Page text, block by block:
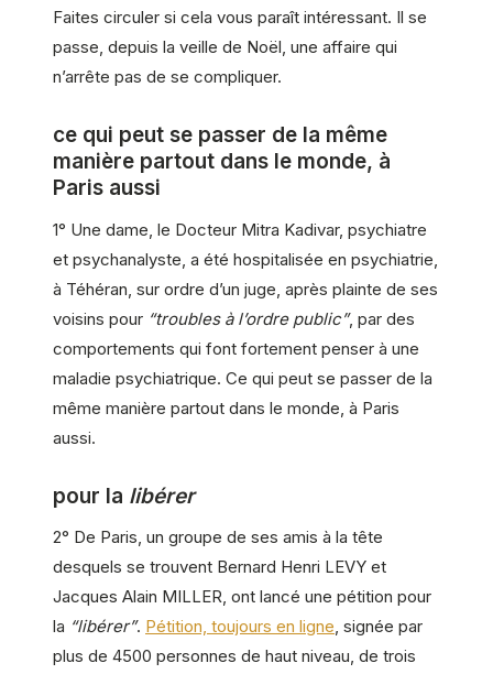
Faites circuler si cela vous paraît intéressant. Il se
passe, depuis la veille de Noël, une affaire qui
n’arrête pas de se compliquer.
ce qui peut se passer de la même
manière partout dans le monde, à
Paris aussi
1° Une dame, le Docteur Mitra Kadivar, psychiatre
et psychanalyste, a été hospitalisée en psychiatrie,
à Téhéran, sur ordre d’un juge, après plainte de ses
voisins pour “troubles à l’ordre public”, par des
comportements qui font fortement penser à une
maladie psychiatrique. Ce qui peut se passer de la
même manière partout dans le monde, à Paris
aussi.
pour la libérer
2° De Paris, un groupe de ses amis à la tête
desquels se trouvent Bernard Henri LEVY et
Jacques Alain MILLER, ont lancé une pétition pour
la “libérer”. Pétition, toujours en ligne, signée par
plus de 4500 personnes de haut niveau, de trois